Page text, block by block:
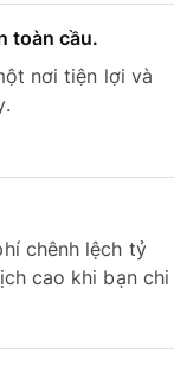
toàn cầu.
nơi tiện lợi và
chênh lệch tỷ
cao khi bạn chi